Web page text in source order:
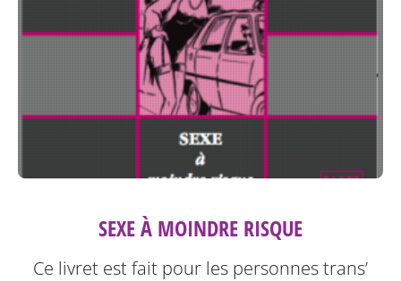
SEXE À MOINDRE RISQUE
Ce livret est fait pour les personnes trans’